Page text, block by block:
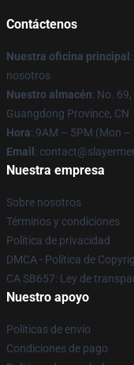
Contáctenos
Nuestra oficina principal
nosotros
Nuestro almacén: No.
Guangdong Province, CN
Hora: 9AM – 5PM (Mon –
Email :
Nuestra empresa
Sobre nosotros
Términos y condiciones
Política de privacidad
DMCA - Política de
CA SB657: Ley de
Nuestro apoyo
Políticas de envío
Condiciones de pago